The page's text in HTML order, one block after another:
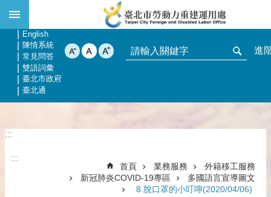
跳到主要內容區塊
網站導覽
English
陳情系統
常見問答
雙語詞彙
臺北市政府
臺北通
進
:::
:::
首頁 業務服務
外籍移工服務
新冠肺炎COVID-19專區
多國語言宣導圖文
8.脫口罩的小叮嚀(2020/04/06)